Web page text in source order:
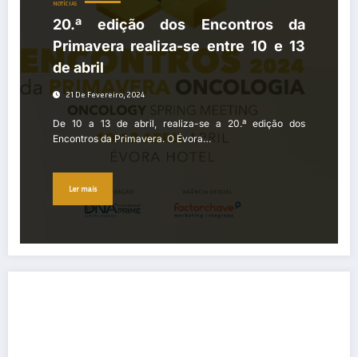
NOTÍCIAS
20.ª edição dos Encontros da
Primavera realiza-se entre 10 e 13
de abril
21 De Fevereiro, 2024
De 10 a 13 de abril, realiza-se a 20.ª edição dos
Encontros da Primavera. O Évora…
Ler mais